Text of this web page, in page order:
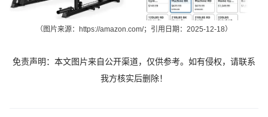
（图片来源： https://amazon.com/；引用日期：2025-12-18）
免责声明：本文图片来自公开渠道，仅供参考。如有侵权，请联系
我方核实后删除！